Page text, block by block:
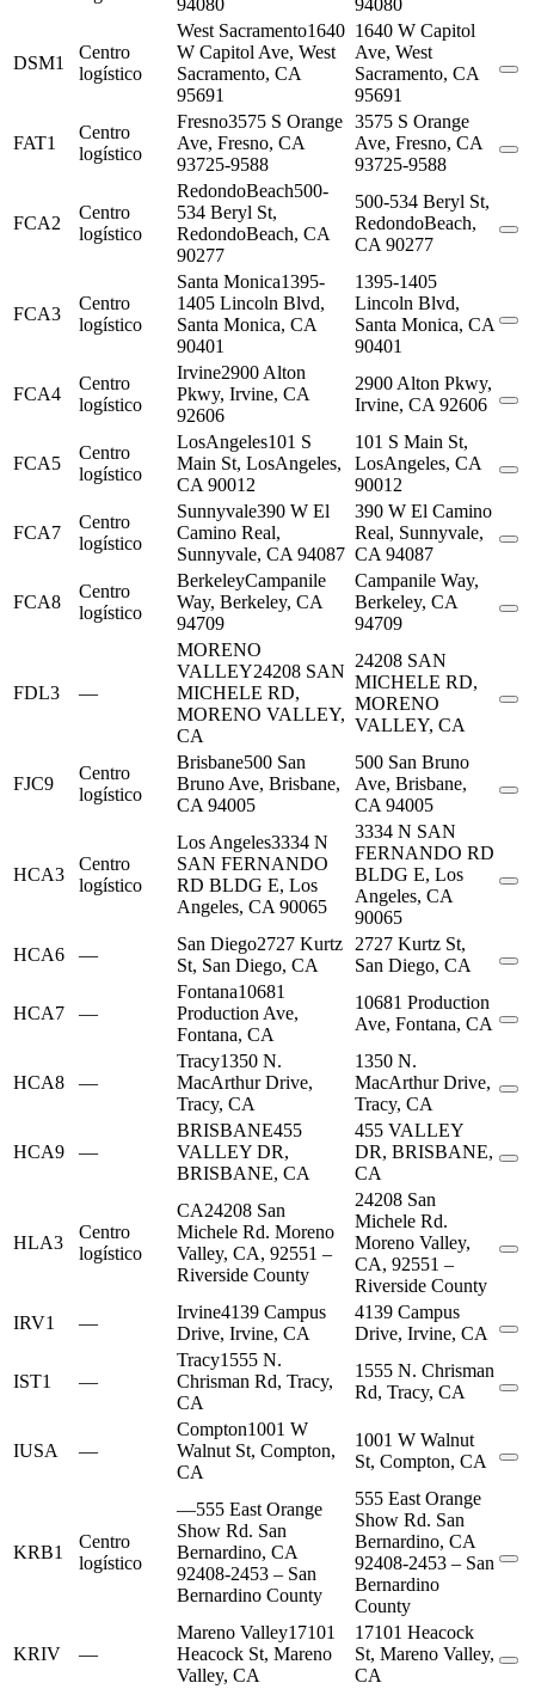
DSM1
Centro
logístico
West Sacramento1640
W Capitol Ave, West
Sacramento, CA
95691
1640 W Capitol
Ave, West
Sacramento, CA
95691
FAT1
Centro
logístico
Fresno3575 S Orange
Ave, Fresno, CA
93725-9588
3575 S Orange
Ave, Fresno, CA
93725-9588
FCA2
Centro
logístico
RedondoBeach500-
534 Beryl St,
RedondoBeach, CA
90277
500-534 Beryl St,
RedondoBeach,
CA 90277
FCA3
Centro
logístico
Santa Monica1395-
1405 Lincoln Blvd,
Santa Monica, CA
90401
1395-1405
Lincoln Blvd,
Santa Monica, CA
90401
FCA4
Centro
logístico
Irvine2900 Alton
Pkwy, Irvine, CA
92606
2900 Alton Pkwy,
Irvine, CA 92606
FCA5
Centro
logístico
LosAngeles101 S
Main St, LosAngeles,
CA 90012
101 S Main St,
LosAngeles, CA
90012
FCA7
Centro
logístico
Sunnyvale390 W El
Camino Real,
Sunnyvale, CA 94087
390 W El Camino
Real, Sunnyvale,
CA 94087
FCA8
Centro
logístico
BerkeleyCampanile
Way, Berkeley, CA
94709
Campanile Way,
Berkeley, CA
94709
FDL3 —
MORENO
VALLEY24208 SAN
MICHELE RD,
MORENO VALLEY,
CA
24208 SAN
MICHELE RD,
MORENO
VALLEY, CA
FJC9
Centro
logístico
Brisbane500 San
Bruno Ave, Brisbane,
CA 94005
500 San Bruno
Ave, Brisbane,
CA 94005
HCA3
Centro
logístico
Los Angeles3334 N
SAN FERNANDO
RD BLDG E, Los
Angeles, CA 90065
3334 N SAN
FERNANDO RD
BLDG E, Los
Angeles, CA
90065
HCA6
—
San Diego2727 Kurtz
St, San Diego, CA
2727 Kurtz St,
San Diego, CA
HCA7 —
Fontana10681
Production Ave,
Fontana, CA
10681 Production
Ave, Fontana, CA
HCA8 —
Tracy1350 N.
MacArthur Drive,
Tracy, CA
1350 N.
MacArthur Drive,
Tracy, CA
HCA9 —
BRISBANE455
VALLEY DR,
BRISBANE, CA
455 VALLEY
DR, BRISBANE,
CA
HLA3
Centro
logístico
CA24208 San
Michele Rd. Moreno
Valley, CA, 92551 –
Riverside County
24208 San
Michele Rd.
Moreno Valley,
CA, 92551 –
Riverside County
IRV1
—
Irvine4139 Campus
Drive, Irvine, CA
4139 Campus
Drive, Irvine, CA
IST1 —
Tracy1555 N.
Chrisman Rd, Tracy,
CA
1555 N. Chrisman
Rd, Tracy, CA
IUSA —
Compton1001 W
Walnut St, Compton,
CA
1001 W Walnut
St, Compton, CA
KRB1
Centro
logístico
—555 East Orange
Show Rd. San
Bernardino, CA
92408-2453 – San
Bernardino County
555 East Orange
Show Rd. San
Bernardino, CA
92408-2453 – San
Bernardino
County
KRIV —
Mareno Valley17101
Heacock St, Mareno
Valley, CA
17101 Heacock
St, Mareno Valley,
CA